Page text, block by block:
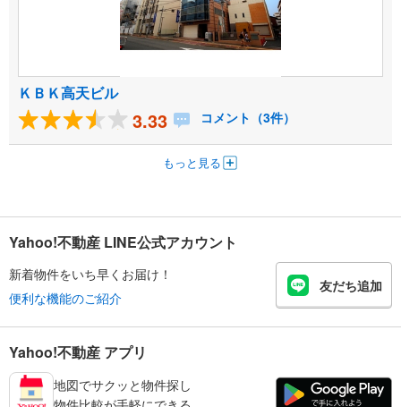
ＫＢＫ高天ビル
3.33 コメント（3件）
もっと見る
Yahoo!不動産 LINE公式アカウント
新着物件をいち早くお届け！
便利な機能のご紹介
友だち追加
Yahoo!不動産 アプリ
地図でサクッと物件探し
物件比較が手軽にできる